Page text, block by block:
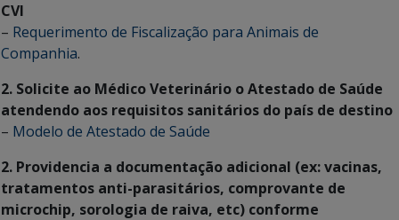
CVI
– Requerimento de Fiscalização para Animais de
Companhia.
2. Solicite ao Médico Veterinário o Atestado de Saúde
atendendo aos requisitos sanitários do país de destino
– Modelo de Atestado de Saúde
2. Providencia a documentação adicional (ex: vacinas,
tratamentos anti-parasitários, comprovante de
microchip, sorologia de raiva, etc) conforme